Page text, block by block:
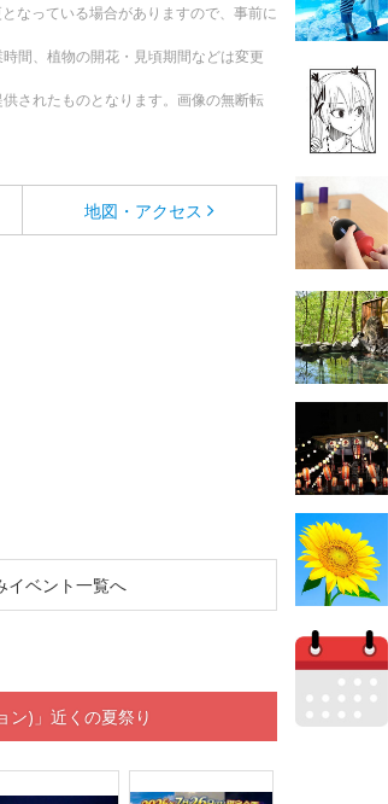
なっている場合がありますので、事前に
間、植物の開花・見頃期間などは変更
されたものとなります。画像の無断転
地図・アクセス
イベント一覧へ
ン)」近くの夏祭り